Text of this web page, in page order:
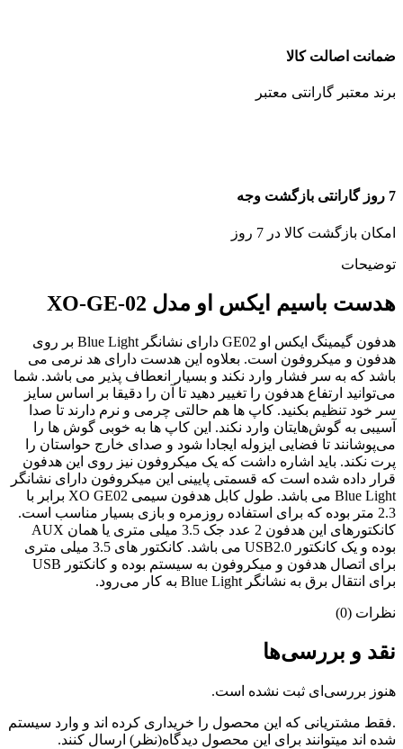
ضمانت اصالت کالا
برند معتبر گارانتی معتبر
7 روز گارانتی بازگشت وجه
امکان بازگشت کالا در 7 روز
توضیحات
هدست باسیم ایکس او مدل XO-GE-02
هدفون گیمینگ ایکس او GE02 دارای نشانگر Blue Light بر روی
هدفون و میکروفون است. بعلاوه این هدست دارای هد نرمی می
باشد که به سر فشار وارد نکند و بسیار انعطاف پذیر می باشد. شما
می‌توانید ارتفاع هدفون را تغییر دهید تا آن را دقیقا بر اساس سایز
سر خود تنظیم بکنید. کاپ ها هم حالتی چرمی و نرم دارند تا صدا
آسیبی به گوش‌هایتان وارد نکند. این کاپ ها به خوبی گوش ها را
می‌پوشانند تا فضایی ایزوله ایجادا شود و صدای خارج حواستان را
پرت نکند. باید اشاره داشت که یک میکروفون نیز روی این هدفون
قرار داده شده است که قسمتی پایینی این میکروفون دارای نشانگر
Blue Light می باشد. طول کابل هدفون سیمی XO GE02 برابر با
2.3 متر بوده که برای استفاده روزمره و بازی بسیار مناسب است.
کانکتورهای این هدفون 2 عدد جک 3.5 میلی متری یا همان AUX
بوده و یک کانکتور USB2.0 می باشد. کانکتور های 3.5 میلی متری
برای اتصال هدفون و میکروفون به سیستم بوده و کانکتور USB
برای انتقال برق به نشانگر Blue Light به کار می‌رود.
نظرات (0)
نقد و بررسی‌ها
هنوز بررسی‌ای ثبت نشده است.
.فقط مشتریانی که این محصول را خریداری کرده اند و وارد سیستم
شده اند میتوانند برای این محصول دیدگاه(نظر) ارسال کنند.